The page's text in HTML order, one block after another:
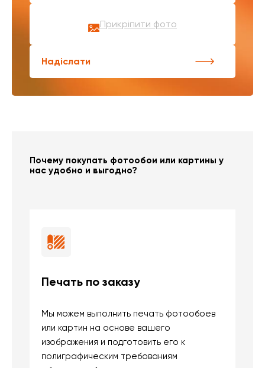
Прикріпити фото
Надіслати
Почему покупать фотообои или картины у
нас удобно и выгодно?
Печать по заказу
Мы можем выполнить печать фотообоев
или картин на основе вашего
изображения и подготовить его к
полиграфическим требованиям